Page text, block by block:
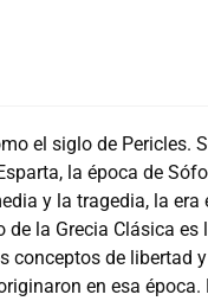
el siglo de Pericles.
la época de
y la tragedia, la era
la Grecia Clásica es
conceptos de libertad
en esa época.